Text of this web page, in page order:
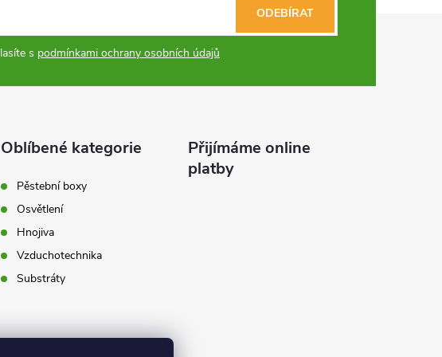
s podmínkami ochrany osobních údajů
ODEBÍRAT
Oblíbené kategorie
Pěstební boxy
Osvětlení
Hnojiva
Vzduchotechnika
Substráty
Přijímáme online
platby